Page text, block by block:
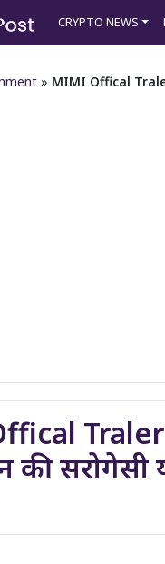
CRYPTO NEWS
» MIMI Offical Traler
Traler :
सरोगेसी